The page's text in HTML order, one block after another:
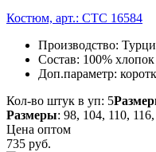
Костюм, арт.: CTC 16584
Производство:
Состав: 100% хлопок
Доп.параметр:
Кол-во штук в уп: 5
Размеры: 98, 104, 110,
Цена оптом
735 руб.